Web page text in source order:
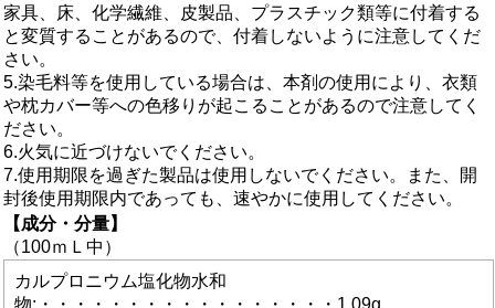
家具、床、化学繊維、皮製品、プラスチック類等に付着する
と変質することがあるので、付着しないように注意してくだ
さい。
5.染毛料等を使用している場合は、本剤の使用により、衣類
や枕カバー等への色移りが起こることがあるので注意してく
ださい。
6.火気に近づけないでください。
7.使用期限を過ぎた製品は使用しないでください。また、開
封後使用期限内であっても、速やかに使用してください。
【成分・分量】
（100ｍＬ中）
カルプロニウム塩化物水和
物:・・・・・・・・・・・・・・・・・1.09g